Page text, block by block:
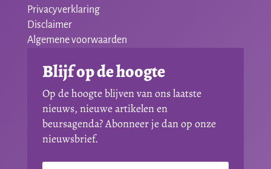
Privacyverklaring
Disclaimer
Algemene voorwaarden
Blijf op de hoogte
Op de hoogte blijven van ons laatste
nieuws, nieuwe artikelen en
beursagenda? Abonneer je dan op onze
nieuwsbrief.